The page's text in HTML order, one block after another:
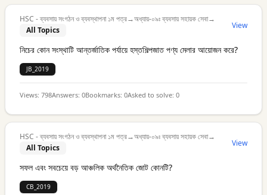
HSC - ব্যবসায় সংগঠন ও ব্যবস্থাপনা ১ম পত্র→অধ্যায়-০৯ঃ ব্যবসায় সহায়ক সেবা→
All Topics
View
নিচের কোন সংস্থাটি আন্তর্জাতিক পর্যায়ে হস্তশিল্পজাত পণ্য মেলার আয়োজন করে?
JB_2019
Views: 798Answers: 0Bookmarks: 0Asked to solve: 0
HSC - ব্যবসায় সংগঠন ও ব্যবস্থাপনা ১ম পত্র→অধ্যায়-০৯ঃ ব্যবসায় সহায়ক সেবা→
All Topics
View
সফল এবং সবচেয়ে বড় আঞ্চলিক অর্থনৈতিক জোট কোনটি?
CB_2019